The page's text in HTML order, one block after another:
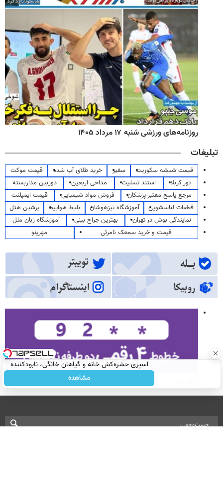
روزنامه‌های ورزشی یکشنبه ۱۸ مرداد ۱۴۰۵
تبلیغات
قیمت شیشه سکوریت سفیر خرید طلای آب شده
قیمت موکت
تور کربلا
استند تسلیت مداحی اربعین
دوربین مداربسته
مرجع پاسخ معتبر پزشکان
فروش مواد شیمیایی
قیمت ایمپلنت
قطعات لباسشویی
آموزشگاه تیزهوشان بلیط هواپیما
پرشین هتل
نمایندگی بوش در تهران
بهترین جراح بینی
آموزشگاه زبان ملل
قیمت و خرید سمعک نامرئی
مهرینو
اسپری حشره‌کش خانه و گیاهان خانگی، نابودکننده
انواع حشرات خانگی و آفات
مشاهده